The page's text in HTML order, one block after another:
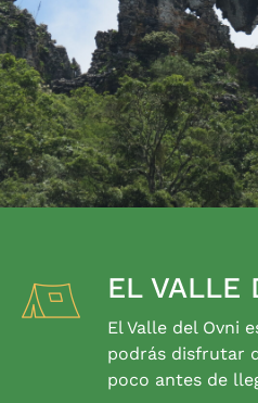
EL VALLE
El Valle del Ovni
podrás disfrutar
poco antes de